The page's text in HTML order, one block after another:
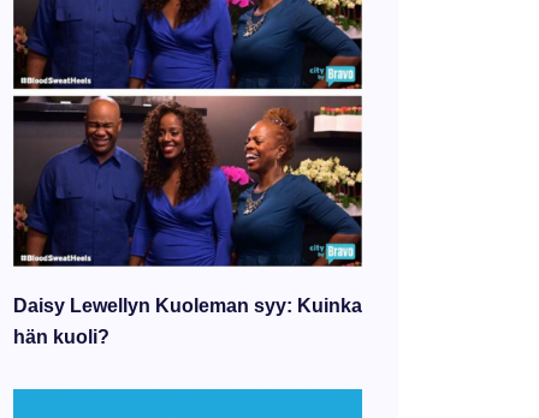
Daisy Lewellyn Kuoleman syy: Kuinka
hän kuoli?